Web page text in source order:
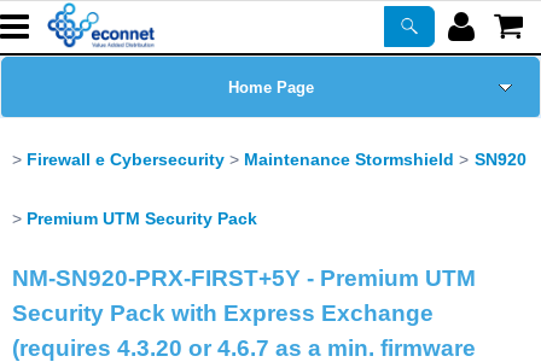
Home Page
Prodotti
Corsi
ASSISTENZA
Firewall e Cybersecurity Maintenance Stormshield SN920
Premium UTM Security Pack
NM-SN920-PRX-FIRST+5Y - Premium UTM
Security Pack with Express Exchange
(requires 4.3.20 or 4.6.7 as a min. firmware